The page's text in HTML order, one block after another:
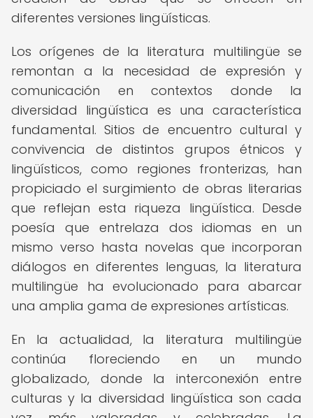
diferentes versiones lingüísticas.
Los orígenes de la literatura multilingüe se
remontan a la necesidad de expresión y
comunicación en contextos donde la
diversidad lingüística es una característica
fundamental. Sitios de encuentro cultural y
convivencia de distintos grupos étnicos y
lingüísticos, como regiones fronterizas, han
propiciado el surgimiento de obras literarias
que reflejan esta riqueza lingüística. Desde
poesía que entrelaza dos idiomas en un
mismo verso hasta novelas que incorporan
diálogos en diferentes lenguas, la literatura
multilingüe ha evolucionado para abarcar
una amplia gama de expresiones artísticas.
En la actualidad, la literatura multilingüe
continúa floreciendo en un mundo
globalizado, donde la interconexión entre
culturas y la diversidad lingüística son cada